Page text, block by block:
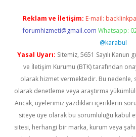
Reklam ve İletişim: E-mail:
forumhizmeti@gmail.com Whatsapp:
@karabul
Yasal Uyarı: Sitemiz, 5651 Sayılı
ve İletişim Kurumu (BTK) tarafından
olarak hizmet vermektedir. Bu
olarak denetleme veya araştırma
Ancak, üyelerimiz yazdıkları içeriklerin
siteye üye olarak bu sorumluluğu kabul
sitesi, herhangi bir marka, kurum veya